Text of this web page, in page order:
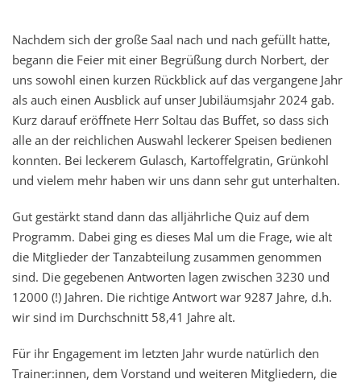
Nachdem sich der große Saal nach und nach gefüllt hatte,
begann die Feier mit einer Begrüßung durch Norbert, der
uns sowohl einen kurzen Rückblick auf das vergangene Jahr
als auch einen Ausblick auf unser Jubiläumsjahr 2024 gab.
Kurz darauf eröffnete Herr Soltau das Buffet, so dass sich
alle an der reichlichen Auswahl leckerer Speisen bedienen
konnten. Bei leckerem Gulasch, Kartoffelgratin, Grünkohl
und vielem mehr haben wir uns dann sehr gut unterhalten.
Gut gestärkt stand dann das alljährliche Quiz auf dem
Programm. Dabei ging es dieses Mal um die Frage, wie alt
die Mitglieder der Tanzabteilung zusammen genommen
sind. Die gegebenen Antworten lagen zwischen 3230 und
12000 (!) Jahren. Die richtige Antwort war 9287 Jahre, d.h.
wir sind im Durchschnitt 58,41 Jahre alt.
Für ihr Engagement im letzten Jahr wurde natürlich den
Trainer:innen, dem Vorstand und weiteren Mitgliedern, die